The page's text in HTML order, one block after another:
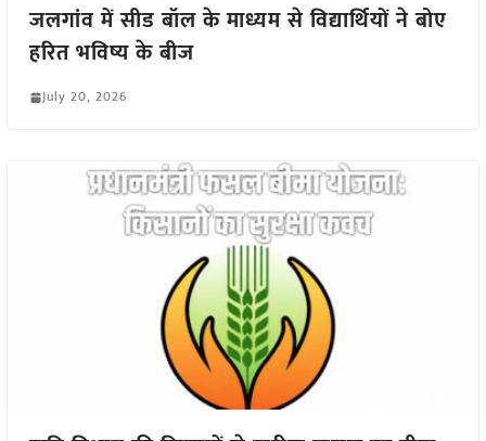
जलगांव में सीड बॉल के माध्यम से विद्यार्थियों ने बोए
हरित भविष्य के बीज
July 20, 2026